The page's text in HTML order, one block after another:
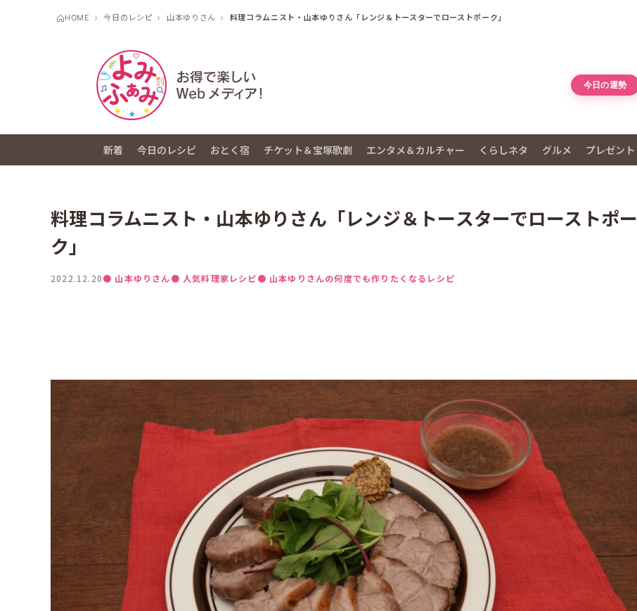
HOME 今日のレシピ 山本ゆりさん 料理コラムニスト・山本ゆりさん「レンジ＆トースターでローストポーク」
今日の運勢
新着 今日のレシピ おとく宿 チケット＆宝塚歌劇 エンタメ＆カルチャー くらしネタ グルメ プレゼント
料理コラムニスト・山本ゆりさん「レンジ＆トースターでローストポー
ク」
2022.12.20● 山本ゆりさん● 人気料理家レシピ● 山本ゆりさんの何度でも作りたくなるレシピ